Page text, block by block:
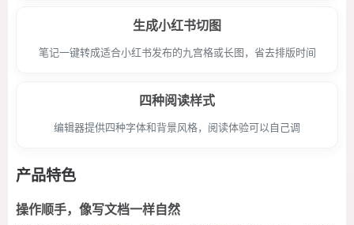
生成小红书切图
笔记一键转成适合小红书发布的九宫格或长图，省去排版时间
四种阅读样式
编辑器提供四种字体和背景风格，阅读体验可以自己调
产品特色
操作顺手，像写文档一样自然